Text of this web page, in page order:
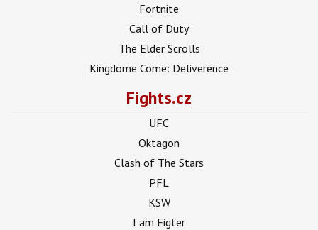
Fortnite
Call of Duty
The Elder Scrolls
Kingdome Come: Deliverence
Fights.cz
UFC
Oktagon
Clash of The Stars
PFL
KSW
I am Figter